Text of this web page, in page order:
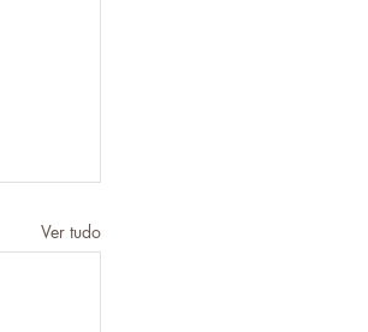
Ver tudo